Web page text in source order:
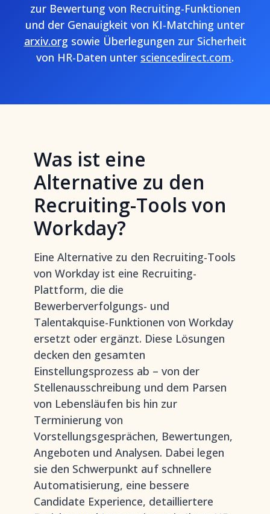
zur Bewertung von Recruiting-Funktionen
und der Genauigkeit von KI-Matching unter
arxiv.org sowie Überlegungen zur Sicherheit
von HR-Daten unter sciencedirect.com.
Was ist eine
Alternative zu den
Recruiting-Tools von
Workday?
Eine Alternative zu den Recruiting-Tools
von Workday ist eine Recruiting-
Plattform, die die
Bewerberverfolgungs- und
Talentakquise-Funktionen von Workday
ersetzt oder ergänzt. Diese Lösungen
decken den gesamten
Einstellungsprozess ab – von der
Stellenausschreibung und dem Parsen
von Lebensläufen bis hin zur
Terminierung von
Vorstellungsgesprächen, Bewertungen,
Angeboten und Analysen. Dabei legen
sie den Schwerpunkt auf schnellere
Automatisierung, eine bessere
Candidate Experience, detailliertere